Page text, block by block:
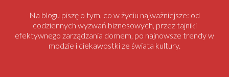
Na blogu piszę o tym, co w życiu najważniejsze: od
codziennych wyzwań biznesowych, przez tajniki
efektywnego zarządzania domem, po najnowsze trendy w
modzie i ciekawostki ze świata kultury.